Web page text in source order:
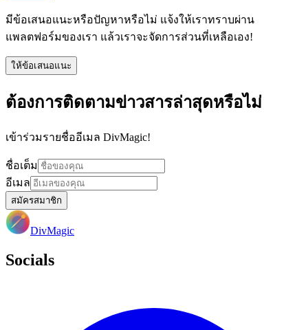
มีข้อเสนอแนะหรือปัญหาหรือไม่ แจ้งให้เราทราบผ่าน
แพลตฟอร์มของเรา แล้วเราจะจัดการส่วนที่เหลือเอง!
ให้ข้อเสนอแนะ
ต้องการติดตามข่าวสารล่าสุดหรือไม่
เข้าร่วมรายชื่ออีเมล DivMagic!
ชื่อเต็ม
อีเมล
สมัครสมาชิก
DivMagic
Socials